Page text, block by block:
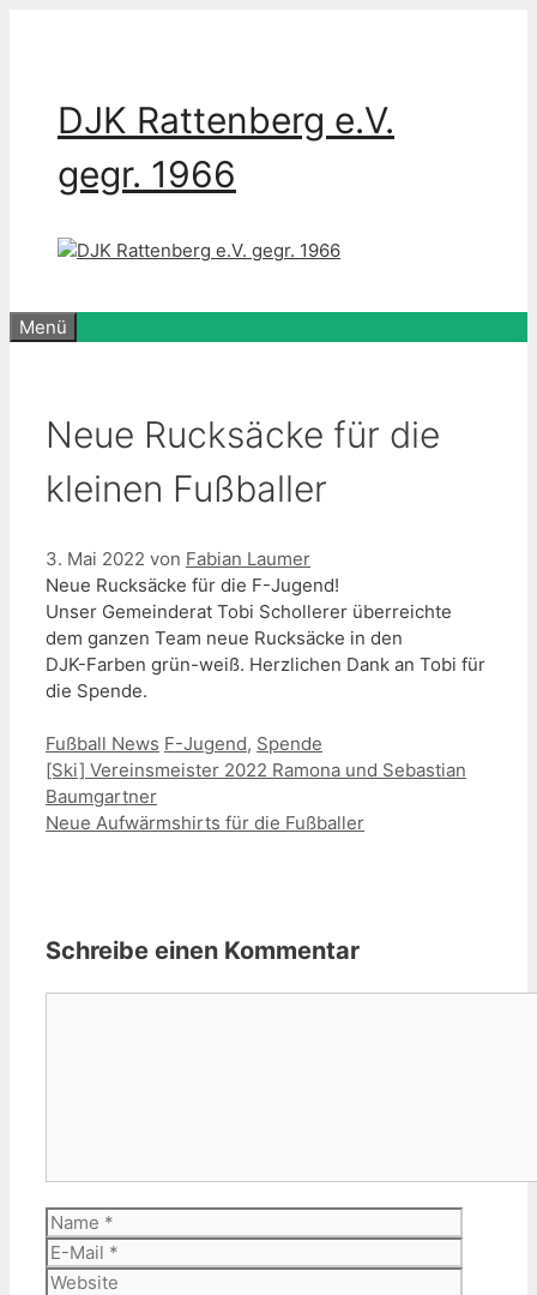
DJK Rattenberg e.V.
gegr. 1966
Menü
Neue Rucksäcke für die
kleinen Fußballer
3. Mai 2022 von Fabian Laumer
Neue Rucksäcke für die F-Jugend!
Unser Gemeinderat Tobi Schollerer überreichte
dem ganzen Team neue Rucksäcke in den
DJK-Farben grün-weiß. Herzlichen Dank an Tobi für
die Spende.
Kategorien
Fußball News Schlagwörter
F-Jugend, Spende
[Ski] Vereinsmeister 2022 Ramona und Sebastian
Baumgartner
Neue Aufwärmshirts für die Fußballer
Schreibe einen Kommentar
Name
Mail